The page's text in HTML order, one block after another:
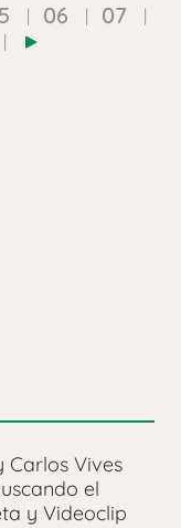
06
07
Carlos Vives
el
y Videoclip